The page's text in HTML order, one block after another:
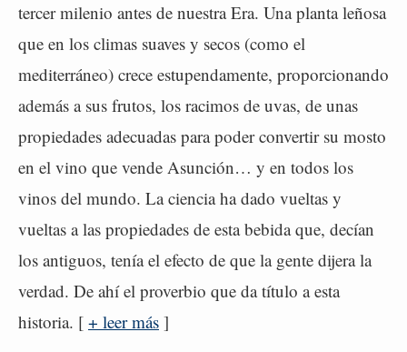
tercer milenio antes de nuestra Era. Una planta leñosa
que en los climas suaves y secos (como el
mediterráneo) crece estupendamente, proporcionando
además a sus frutos, los racimos de uvas, de unas
propiedades adecuadas para poder convertir su mosto
en el vino que vende Asunción… y en todos los
vinos del mundo. La ciencia ha dado vueltas y
vueltas a las propiedades de esta bebida que, decían
los antiguos, tenía el efecto de que la gente dijera la
verdad. De ahí el proverbio que da título a esta
historia. [ + leer más ]